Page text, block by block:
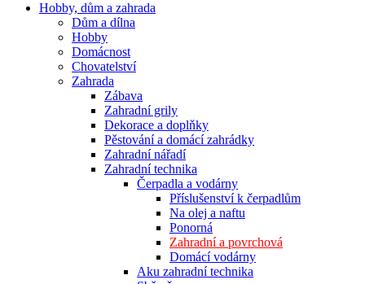
Hobby, dům a zahrada
Dům a dílna
Hobby
Domácnost
Chovatelství
Zahrada
Zábava
Zahradní grily
Dekorace a doplňky
Pěstování a domácí zahrádky
Zahradní nářadí
Zahradní technika
Čerpadla a vodárny
Příslušenství k čerpadlům
Na olej a naftu
Ponorná
Zahradní a povrchová
Domácí vodárny
Aku zahradní technika